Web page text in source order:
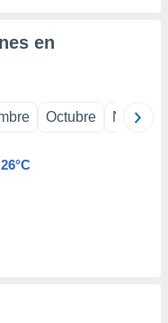
en
Octubre
26°C